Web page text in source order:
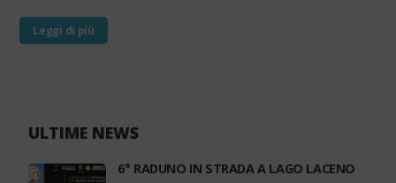
Leggi di più
ULTIME NEWS
6° RADUNO IN STRADA A LAGO LACENO